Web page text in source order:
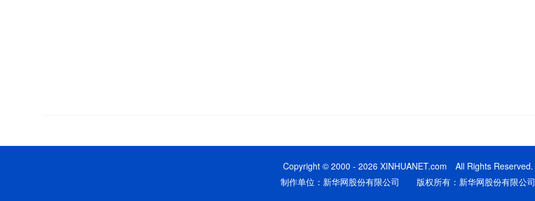
Copyright © 2000 - 2026 XINHUANET.com All Rights Reserved.
制作单位：新华网股份有限公司 版权所有：新华网股份有限公司